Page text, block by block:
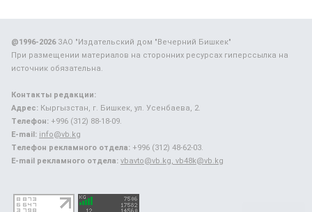
@1996-2026ЗАО "Издательский дом "Вечерний Бишкек"
При размещении материалов на сторонних ресурсах гиперссылка на
источник обязательна.
Контакты редакции:
Адрес: Кыргызстан, г. Бишкек, ул. Усенбаева, 2.
Телефон: +996 (312) 88-18-09.
E-mail: info@vb.kg
Телефон рекламного отдела: +996 (312) 48-62-03.
E-mail рекламного отдела: vbavto@vb.kg, vb48k@vb.kg